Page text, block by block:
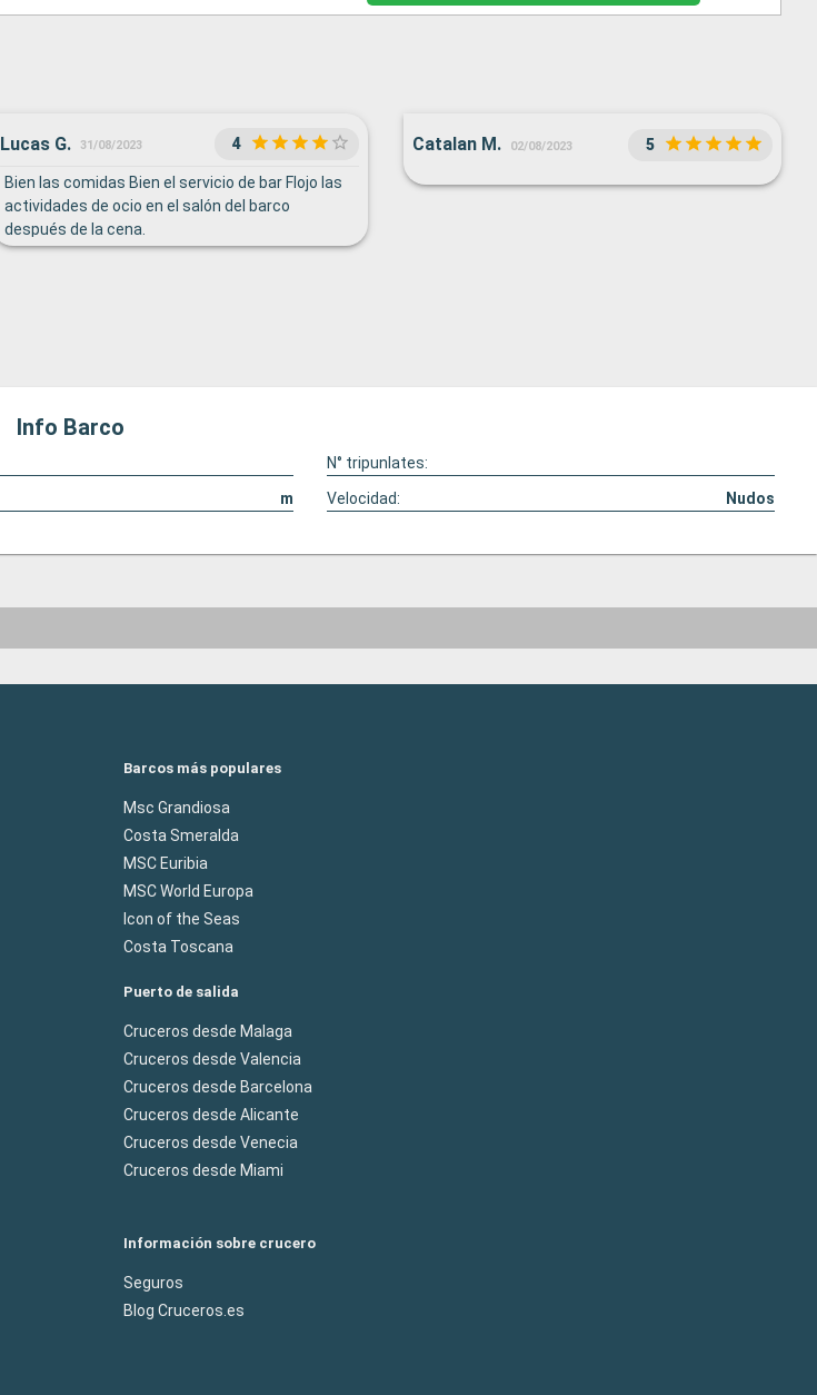
Lucas G. 31/08/2023 4
Bien las comidas Bien el servicio de bar Flojo las
actividades de ocio en el salón del barco
después de la cena.
Catalan M. 02/08/2023 5
Info Barco
N° tripunlates:
m Velocidad: Nudos
Barcos más populares
Msc Grandiosa
Costa Smeralda
MSC Euribia
MSC World Europa
Icon of the Seas
Costa Toscana
Puerto de salida
Cruceros desde Malaga
Cruceros desde Valencia
Cruceros desde Barcelona
Cruceros desde Alicante
Cruceros desde Venecia
Cruceros desde Miami
Información sobre crucero
Seguros
Blog Cruceros.es